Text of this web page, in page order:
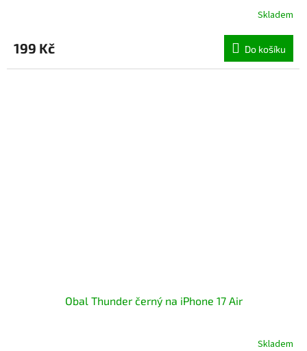
Skladem
199 Kč Do košíku
Obal Thunder černý na iPhone 17 Air
Skladem